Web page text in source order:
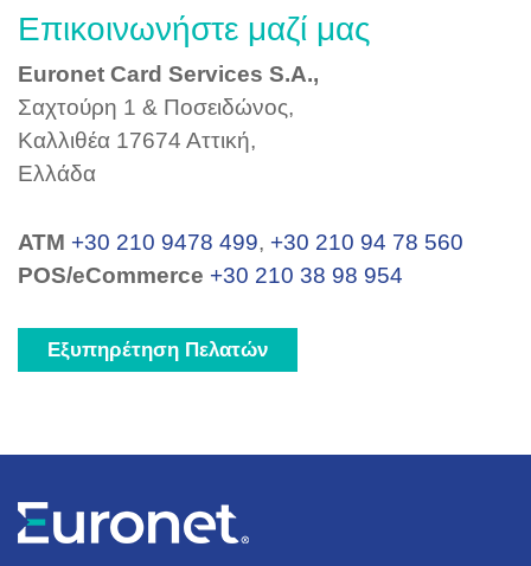
Επικοινωνήστε μαζί μας
Euronet Card Services S.A.,
Σαχτούρη 1 & Ποσειδώνος,
Καλλιθέα 17674 Αττική,
Ελλάδα
ΑΤΜ +30 210 9478 499, +30 210 94 78 560
POS/eCommerce +30 210 38 98 954
Εξυπηρέτηση Πελατών